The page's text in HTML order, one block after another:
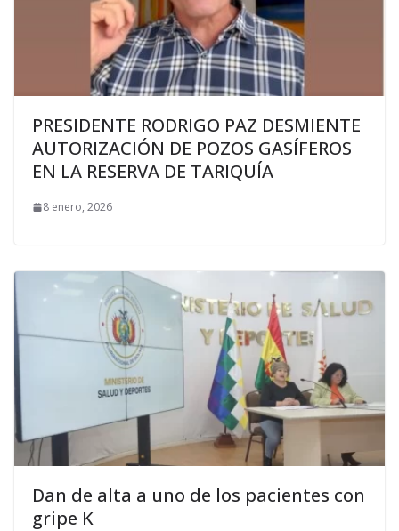
PRESIDENTE RODRIGO PAZ DESMIENTE
AUTORIZACIÓN DE POZOS GASÍFEROS
EN LA RESERVA DE TARIQUÍA
8 enero, 2026
Dan de alta a uno de los pacientes con
gripe K